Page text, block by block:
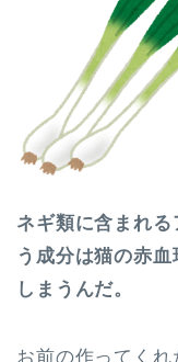
ネギ類に含まれ
う成分は猫の赤
しまうんだ。
お前の作ってく